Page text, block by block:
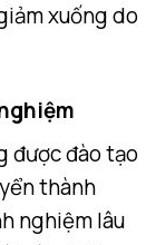
xuống do
được đào tạo
thành
nghiệm lâu